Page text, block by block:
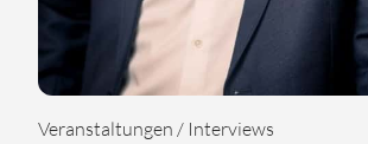
Veranstaltungen / Interviews